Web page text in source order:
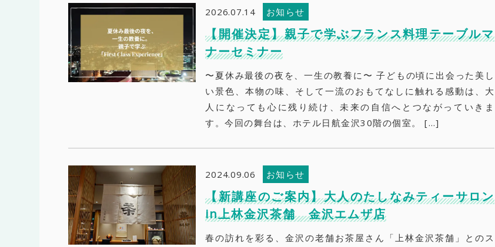
2026.07.14 お知らせ
【開催決定】親子で学ぶフランス料理テーブルマ
ナーセミナー
〜夏休み最後の夜を、一生の教養に〜 子どもの頃に出会った美し
い景色、本物の味、そして一流のおもてなしに触れる感動は、大
人になっても心に残り続け、未来の自信へとつながっていきま
す。今回の舞台は、ホテル日航金沢30階の個室。 […]
2024.09.06 お知らせ
【新講座のご案内】大人のたしなみティーサロン
in上林金沢茶舗 金沢エムザ店
春の訪れを彩る、金沢の老舗お茶屋さん「上林金沢茶舗」とのス